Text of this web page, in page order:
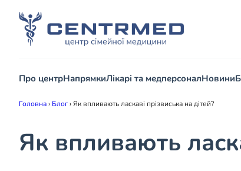
Про центрНапрямкиЛікарі та медперсоналНовини
Головна› Блог›Як впливають ласкаві прізвиська на дітей?
Як впливають